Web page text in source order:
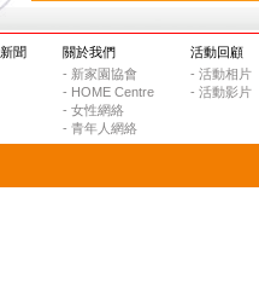
新聞
關於我們
- 新家園協會
- HOME Centre
- 女性網絡
- 青年人網絡
活動回顧
- 活動相片
- 活動影片